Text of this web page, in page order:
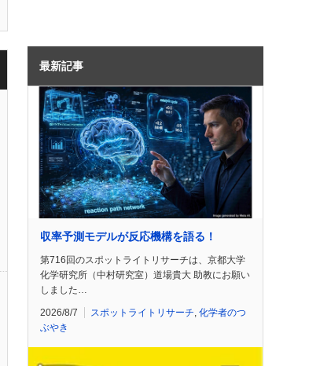
最新記事
収率予測モデルが反応機構を語る！
第716回のスポットライトリサーチは、京都大学
化学研究所（中村研究室）道場貴大 助教にお願い
しました…
2026/8/7 スポットライトリサーチ 化学者のつ
ぶやき